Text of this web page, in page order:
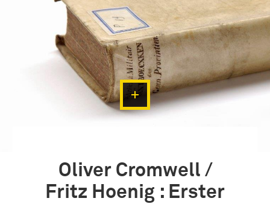
Oliver Cromwell /
Fritz Hoenig : Erster